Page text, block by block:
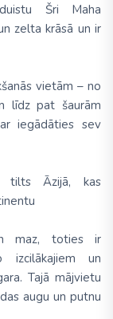
Šri Maha
zelta krāsā un ir
vietām – no
līdz pat šaurām
iegādāties sev
tilts Āzijā, kas
maz, toties ir
izcilākajiem un
Tajā mājvietu
augu un putnu